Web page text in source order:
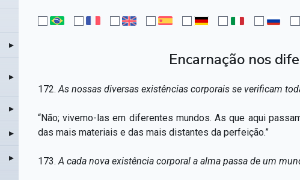
▸
▸
▸
▸
▸
Encarnação nos
172.As nossas diversas existências corporais se verificam
“Não; vivemo-las em diferentes mundos. As que aqui
das mais materiais e das mais distantes da perfeição.”
173.A cada nova existência corporal a alma passa de um